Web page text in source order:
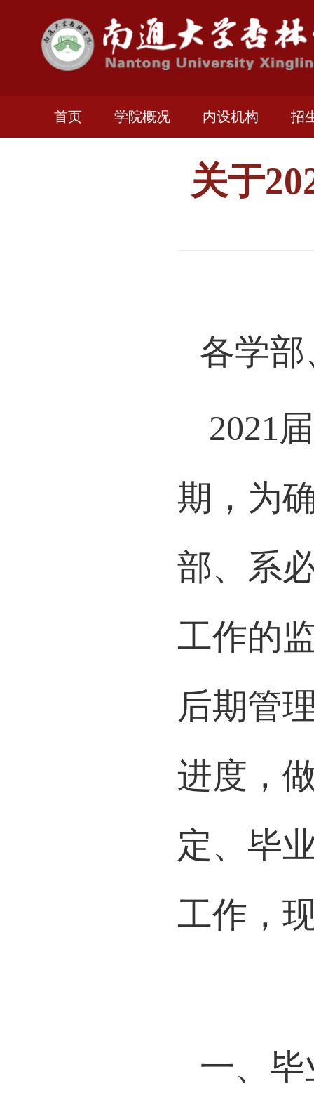
首页 学院概况 内设机构 招
关于
各学
2021
期，为
部、系
工作的
后期管
进度，
定、毕
工作，
一、